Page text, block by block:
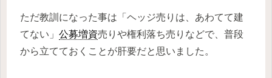
ただ教訓になった事は「ヘッジ売りは、あわてて建
てない」 公募増資売りや権利落ち売りなどで、普段
から立てておくことが肝要だと思いました。